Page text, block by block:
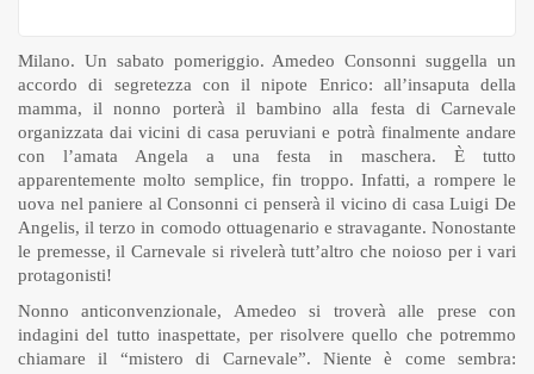
Milano. Un sabato pomeriggio. Amedeo Consonni suggella un
accordo di segretezza con il nipote Enrico: all’insaputa della
mamma, il nonno porterà il bambino alla festa di Carnevale
organizzata dai vicini di casa peruviani e potrà finalmente andare
con l’amata Angela a una festa in maschera. È tutto
apparentemente molto semplice, fin troppo. Infatti, a rompere le
uova nel paniere al Consonni ci penserà il vicino di casa Luigi De
Angelis, il terzo in comodo ottuagenario e stravagante. Nonostante
le premesse, il Carnevale si rivelerà tutt’altro che noioso per i vari
protagonisti!
Nonno anticonvenzionale, Amedeo si troverà alle prese con
indagini del tutto inaspettate, per risolvere quello che potremmo
chiamare il “mistero di Carnevale”. Niente è come sembra: